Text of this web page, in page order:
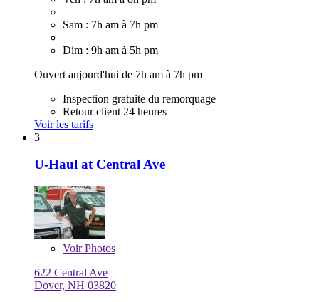
Sam : 7h am à 7h pm
Dim : 9h am à 5h pm
Ouvert aujourd'hui de 7h am à 7h pm
Inspection gratuite du remorquage
Retour client 24 heures
Voir les tarifs
3
U-Haul at Central Ave
VoirPhotos
622 Central Ave
Dover, NH 03820